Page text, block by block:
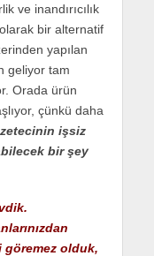
ve inandırıcılık
bir alternatif
yapılan
geliyor tam
Orada ürün
çünkü daha
işsiz
bir şey
olduk,